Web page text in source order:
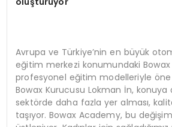
Avrupa ve Türkiye’nin en büyük
eğitim merkezi konumundaki Bowax
profesyonel eğitim modelleriyle öne
Bowax Kurucusu Lokman İn, konuya
sektörde daha fazla yer alması,
taşıyor. Bowax Academy, bu